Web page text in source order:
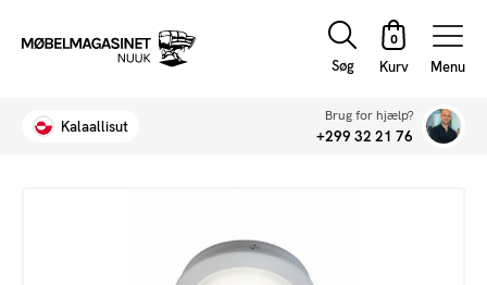
Søg Menu
Kalaallisut
Brug for hjælp?
+299 32 21 76